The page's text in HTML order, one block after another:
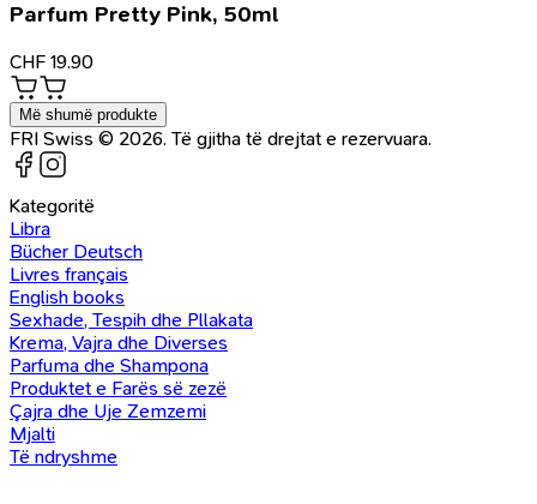
Parfum Pretty Pink, 50ml
CHF 19.90
Më shumë produkte
FRI Swiss © 2026. Të gjitha të drejtat e rezervuara.
Kategoritë
Libra
Bücher Deutsch
Livres français
English books
Sexhade, Tespih dhe Pllakata
Krema, Vajra dhe Diverses
Parfuma dhe Shampona
Produktet e Farës së zezë
Çajra dhe Uje Zemzemi
Mjalti
Të ndryshme